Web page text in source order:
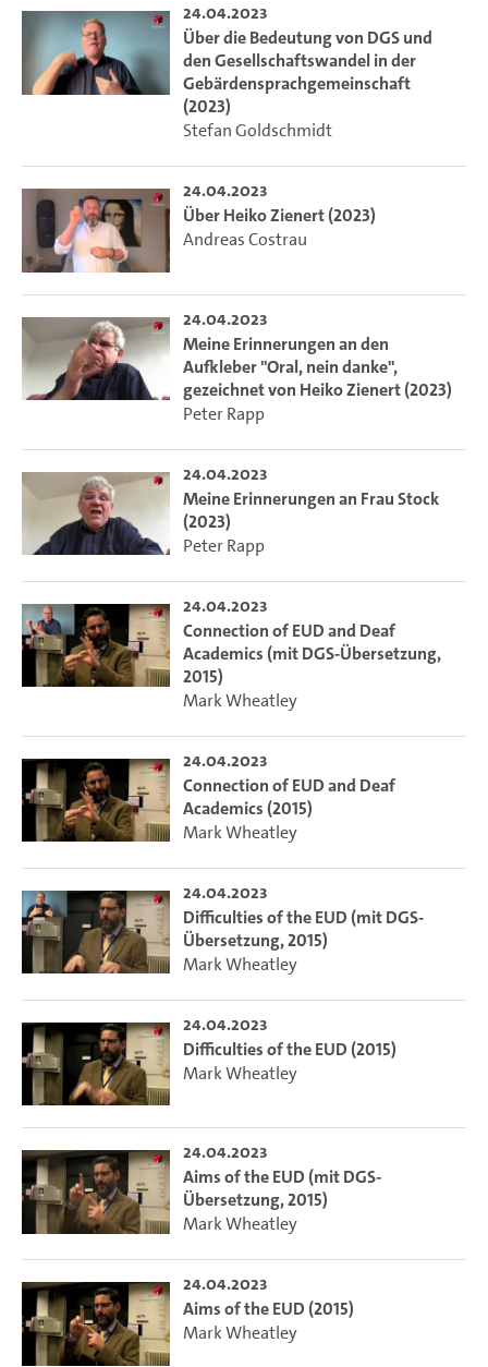
24.04.2023
Über die Bedeutung von DGS und
den Gesellschaftswandel in der
Gebärdensprachgemeinschaft
(2023)
Stefan Goldschmidt
24.04.2023
Über Heiko Zienert (2023)
Andreas Costrau
24.04.2023
Meine Erinnerungen an den
Aufkleber "Oral, nein danke",
gezeichnet von Heiko Zienert (2023)
Peter Rapp
24.04.2023
Meine Erinnerungen an Frau Stock
(2023)
Peter Rapp
24.04.2023
Connection of EUD and Deaf
Academics (mit DGS-Übersetzung,
2015)
Mark Wheatley
24.04.2023
Connection of EUD and Deaf
Academics (2015)
Mark Wheatley
24.04.2023
Difficulties of the EUD (mit DGS-
Übersetzung, 2015)
Mark Wheatley
24.04.2023
Difficulties of the EUD (2015)
Mark Wheatley
24.04.2023
Aims of the EUD (mit DGS-
Übersetzung, 2015)
Mark Wheatley
24.04.2023
Aims of the EUD (2015)
Mark Wheatley